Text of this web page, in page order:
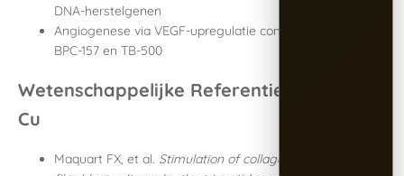
DNA-herstelgenen
Angiogenese via VEGF-upregulatie complementair aan
BPC-157 en TB-500
Wetenschappelijke Referenties — GHK-
Cu
Maquart FX, et al. Stimulation of collagen synthesis in